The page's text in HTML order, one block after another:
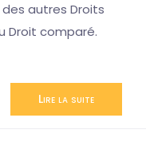
autres Droits
Droit comparé.
Lire la suite